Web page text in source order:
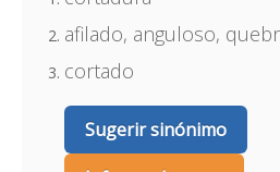
afilado, anguloso,
cortado
Sugerir sinónimo